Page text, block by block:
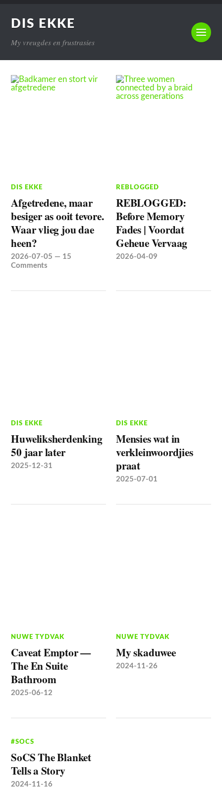
DIS EKKE
My vreugdes en frustrasies
DIS EKKE
Afgetredene, maar
besiger as ooit tevore.
Waar vlieg jou dae
heen?
2026-07-05 — 15
Comments
REBLOGGED
REBLOGGED:
Before Memory
Fades | Voordat
Geheue Vervaag
2026-04-09
DIS EKKE
Huweliksherdenking
50 jaar later
2025-12-31
DIS EKKE
Mensies wat in
verkleinwoordjies
praat
2025-07-01
NUWE TYDVAK
Caveat Emptor —
The En Suite
Bathroom
2025-06-12
NUWE TYDVAK
My skaduwee
2024-11-26
#SOCS
SoCS The Blanket
Tells a Story
2024-11-16